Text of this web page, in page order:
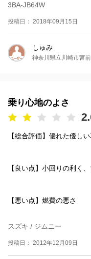
3BA-JB64W
投稿日： 2018年09月15日
しゅみ
神奈川県立川崎市宮
乗り心地のよさ
【総合評価】優れた優し
【良い点】小回りの利く
【悪い点】燃費の悪さ
スズキ / ジムニー
投稿日： 2012年12月09日